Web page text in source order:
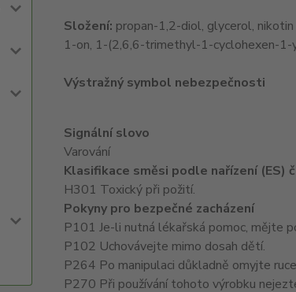
Složení: propan-1,2-diol, glycerol,
1-on, 1-(2,6,6-trimethyl-1-cyclohexen-1-
Výstražný symbol nebezpečnosti
Signální slovo
Varování
Klasifikace směsi podle nařízení (ES)
H301 Toxický při požití.
Pokyny pro bezpečné zacházení
P101 Je-li nutná lékařská pomoc, mějte
P102 Uchovávejte mimo dosah dětí.
P264 Po manipulaci důkladně omyjte
P270 Při používání tohoto výrobku